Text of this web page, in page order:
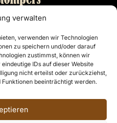
verwalten
verwenden wir Technologien
zu speichern und/oder darauf
zustimmst, können wir
IDs auf dieser Website
nicht erteilst oder zurückziehst,
beeinträchtigt werden.
7468